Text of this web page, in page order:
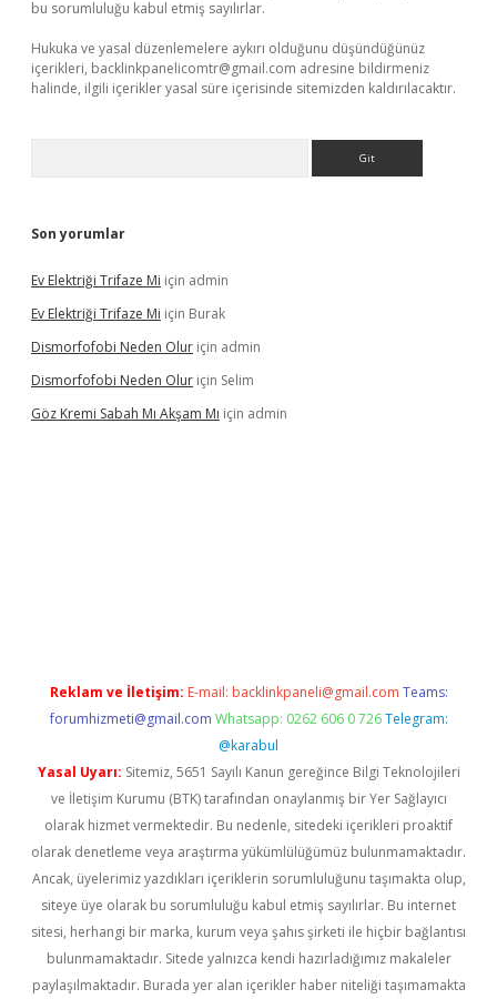
bu sorumluluğu kabul etmiş sayılırlar.
Hukuka ve yasal düzenlemelere aykırı olduğunu düşündüğünüz
içerikleri, backlinkpanelicomtr@gmail.com adresine bildirmeniz
halinde, ilgili içerikler yasal süre içerisinde sitemizden kaldırılacaktır.
Son yorumlar
Ev Elektriği Trifaze Mi için admin
Ev Elektriği Trifaze Mi için Burak
Dismorfofobi Neden Olur için admin
Dismorfofobi Neden Olur için Selim
Göz Kremi Sabah Mı Akşam Mı için admin
Reklam ve İletişim: E-mail: backlinkpaneli@gmail.com Teams:
forumhizmeti@gmail.com Whatsapp: 0262 606 0 726 Telegram:
@karabul
Yasal Uyarı: Sitemiz, 5651 Sayılı Kanun gereğince Bilgi Teknolojileri
ve İletişim Kurumu (BTK) tarafından onaylanmış bir Yer Sağlayıcı
olarak hizmet vermektedir. Bu nedenle, sitedeki içerikleri proaktif
olarak denetleme veya araştırma yükümlülüğümüz bulunmamaktadır.
Ancak, üyelerimiz yazdıkları içeriklerin sorumluluğunu taşımakta olup,
siteye üye olarak bu sorumluluğu kabul etmiş sayılırlar. Bu internet
sitesi, herhangi bir marka, kurum veya şahıs şirketi ile hiçbir bağlantısı
bulunmamaktadır. Sitede yalnızca kendi hazırladığımız makaleler
paylaşılmaktadır. Burada yer alan içerikler haber niteliği taşımamakta